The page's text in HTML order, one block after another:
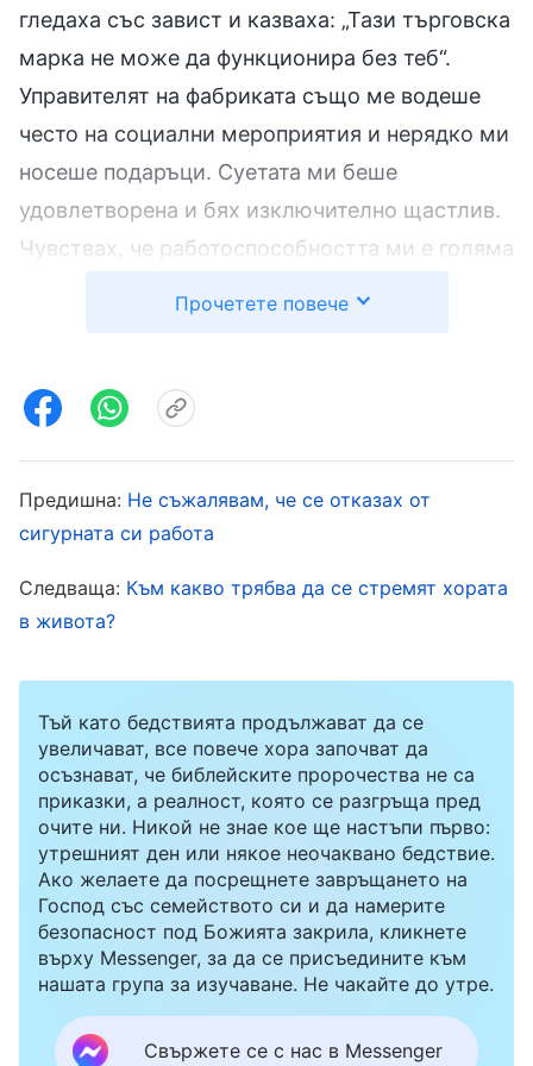
гледаха със завист и казваха: „Тази търговска
марка не може да функционира без теб“.
Управителят на фабриката също ме водеше
често на социални мероприятия и нерядко ми
носеше подаръци. Суетата ми беше
удовлетворена и бях изключително щастлив.
Чувствах, че работоспособността ми е голяма
амбицията си, титлата на търговски
исках да изкача още едно стъпало, за да
честите служебни пътувания и социални
ангажименти всеки ден се чувствах напълно
изцеден и изтощен и никакво количество сън
не може да компенсира умората. Кожното ми
облекчение. Обмислях и да се прибера
вкъщи, за да се погрижа за здравето си, но
когато се замислих колко усилия бях
положил, за да постигна всичко, което имах,
знаех, че ако веднъж си взема отпуска, за да
се прибера вкъщи, търговската марка, за
която отговарях, щеше да бъде превзета от
ръководната си позиция и цялата слава и
Прочетете повече
Предишна: Не съжалявам, че се отказах от
сигурната си работа
Следваща: Към какво трябва да се стремят хората
в живота?
Тъй като бедствията продължават да се
увеличават, все повече хора започват да
осъзнават, че библейските пророчества не са
приказки, а реалност, която се разгръща пред
очите ни. Никой не знае кое ще настъпи първо:
утрешният ден или някое неочаквано бедствие.
Ако желаете да посрещнете завръщането на
Господ със семейството си и да намерите
безопасност под Божията закрила, кликнете
върху Messenger, за да се присъедините към
нашата група за изучаване. Не чакайте до утре.
Свържете се с нас в Messenger